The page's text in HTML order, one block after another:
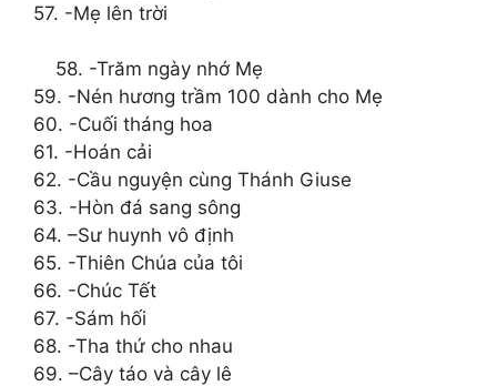
57. -Mẹ lên trời
58. -Trăm ngày nhớ Mẹ
59. -Nén hương trầm 100 dành cho Mẹ
60. -Cuối tháng hoa
61. -Hoán cải
62. -Cầu nguyện cùng Thánh Giuse
63. -Hòn đá sang sông
64. –Sư huynh vô định
65. -Thiên Chúa của tôi
66. -Chúc Tết
67. -Sám hối
68. -Tha thứ cho nhau
69. –Cây táo và cây lê